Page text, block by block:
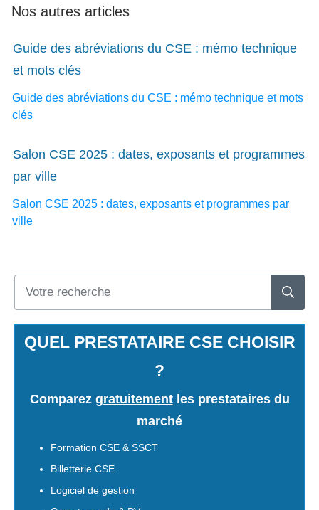
Nos autres articles
Guide des abréviations du CSE : mémo technique
et mots clés
Guide des abréviations du CSE : mémo technique et mots
clés
Salon CSE 2025 : dates, exposants et programmes
par ville
Salon CSE 2025 : dates, exposants et programmes par
ville
QUEL PRESTATAIRE CSE CHOISIR
?
Comparez gratuitementles prestataires du
marché
Formation CSE & SSCT
Billetterie CSE
Logiciel de gestion